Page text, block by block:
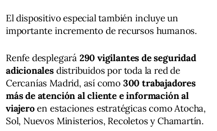
El dispositivo especial también incluye un
importante incremento de recursos humanos.
Renfe desplegará 290 vigilantes de seguridad
adicionalesdistribuidos por toda la red de
Cercanías Madrid, así como 300 trabajadores
más de atención al cliente e información al
viajeroen estaciones estratégicas como Atocha,
Sol, Nuevos Ministerios, Recoletos y Chamartín.